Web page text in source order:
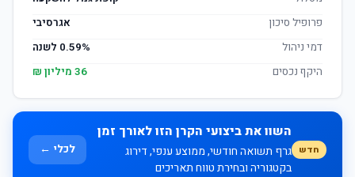
פרופיל סיכון
אגרסיבי
דמי ניהול
0.59% לשנה
היקף נכסים
36 מיליון ₪
חדש
השוו את ביצועי הקרן הזו לאורך זמן
גרף תשואה חודשי, ממוצע ענפי, דירוג
בקטגוריה ובחירת טווח תאריכים
לכלי ←